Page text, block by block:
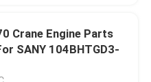
Crane Engine Parts
SANY 104BHTGD3-